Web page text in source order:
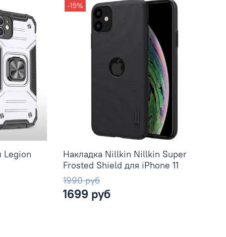
Legion
-15%
Накладка Nillkin Nillkin Super
Frosted Shield для iPhone 11
1990 руб
1699 руб